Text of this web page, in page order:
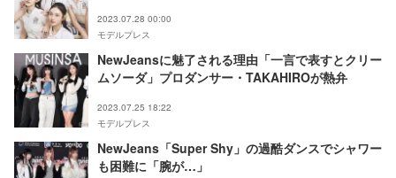
2023.07.28 00:00
モデルプレス
NewJeansに魅了される理由「一言で表すとクリー
ムソーダ」プロダンサー・TAKAHIROが熱弁
2023.07.25 18:22
モデルプレス
NewJeans「Super Shy」の過酷ダンスでシャワー
も困難に「腕が…」